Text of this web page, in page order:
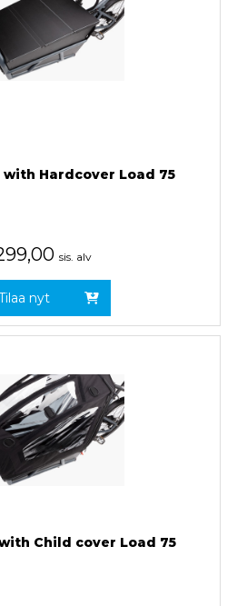
Hardcover Load 75
sis. alv
nyt
Child cover Load 75